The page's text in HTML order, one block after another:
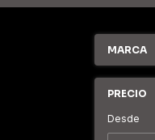
MARCA
PRECIO
Desde